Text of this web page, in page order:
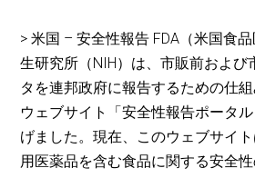
> 米国 – 安全性報告 FDA（米国食
生研究所（NIH）は、市販前および
タを連邦政府に報告するための仕
ウェブサイト「安全性報告ポータ
げました。現在、このウェブサイ
用医薬品を含む食品に関する安全